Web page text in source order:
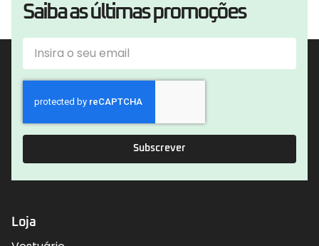
Saiba as últimas promoções
Subscrever
Loja